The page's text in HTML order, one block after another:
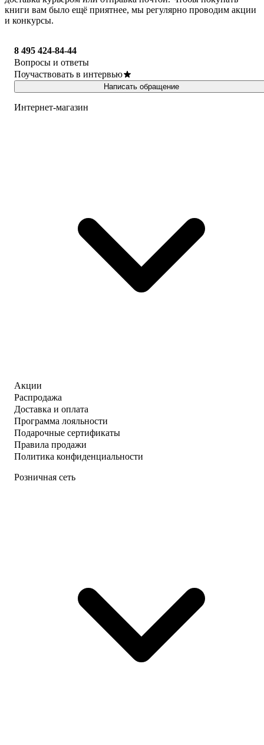
книги вам было ещё приятнее, мы регулярно проводим акции
и конкурсы.
8 495 424-84-44
Вопросы и ответы
Поучаствовать в интервью
Написать обращение
Интернет-магазин
Акции
Распродажа
Доставка и оплата
Программа лояльности
Подарочные сертификаты
Правила продажи
Политика конфиденциальности
Розничная сеть